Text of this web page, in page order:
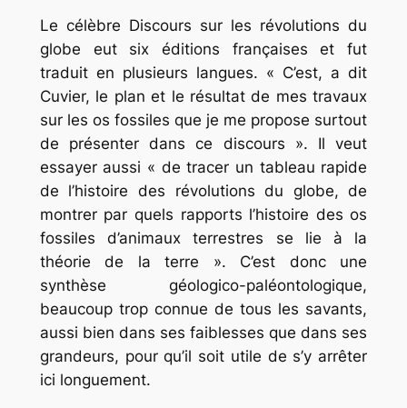
Le célèbre Discours sur les révolutions du
globe eut six éditions françaises et fut
traduit en plusieurs langues. « C’est, a dit
Cuvier, le plan et le résultat de mes travaux
sur les os fossiles que je me propose surtout
de présenter dans ce discours ». Il veut
essayer aussi « de tracer un tableau rapide
de l’histoire des révolutions du globe, de
montrer par quels rapports l’histoire des os
fossiles d’animaux terrestres se lie à la
théorie de la terre ». C’est donc une
synthèse géologico-paléontologique,
beaucoup trop connue de tous les savants,
aussi bien dans ses faiblesses que dans ses
grandeurs, pour qu’il soit utile de s’y arrêter
ici longuement.